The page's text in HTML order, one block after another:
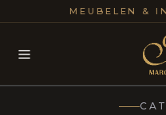
MEUBELEN &